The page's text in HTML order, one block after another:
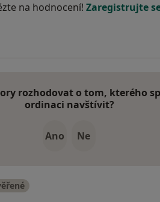
na hodnocení! Zaregistrujte
rozhodovat o tom, kterého
ordinaci navštívit?
Ano Ne